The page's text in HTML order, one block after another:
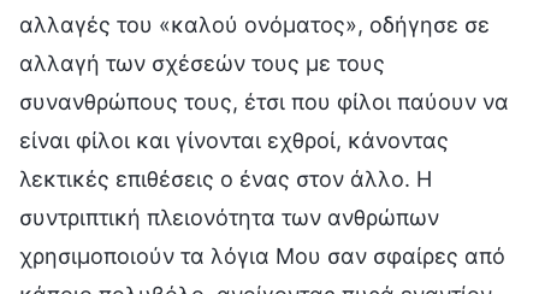
αλλαγές του «καλού ονόματος», οδήγησε σε
αλλαγή των σχέσεών τους με τους
συνανθρώπους τους, έτσι που φίλοι παύουν να
είναι φίλοι και γίνονται εχθροί, κάνοντας
λεκτικές επιθέσεις ο ένας στον άλλο. Η
συντριπτική πλειονότητα των ανθρώπων
χρησιμοποιούν τα λόγια Μου σαν σφαίρες από